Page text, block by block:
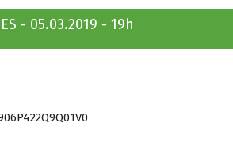
- 05.03.2019 - 19h